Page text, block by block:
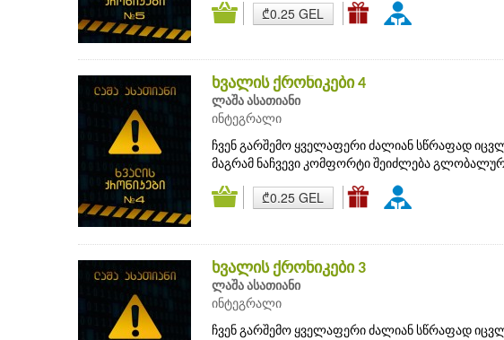
₾0.25 GEL
ხვალის ქრონიკები 4
ლაშა ასათიანი
ინტეგრალი
ჩვენ გარშემო ყველაფერი ძალიან სწრაფად
მაგრამ ნაჩვევი კომფორტი შეიძლება
₾0.25 GEL
ხვალის ქრონიკები 3
ლაშა ასათიანი
ინტეგრალი
ჩვენ გარშემო ყველაფერი ძალიან სწრაფად